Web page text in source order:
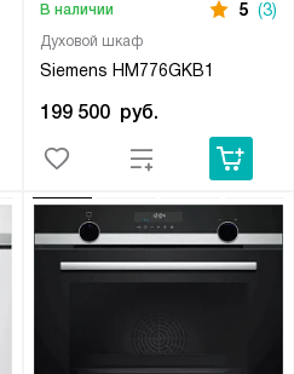
Духовой шкаф
Siemens HM776GKB1
В наличии 5 (3)
199 500 руб.